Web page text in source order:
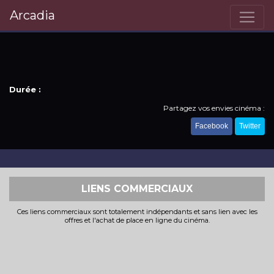
Arcadia
Durée :
Partagez vos envies cinéma :
Facebook Twitter
LIENS COMMERCIAUX
Ces liens commerciaux sont totalement indépendants et sans lien avec les
offres et l'achat de place en ligne du cinéma.